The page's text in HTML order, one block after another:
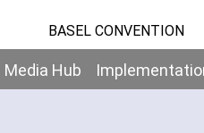
BASEL CONVENTION
Media Hub